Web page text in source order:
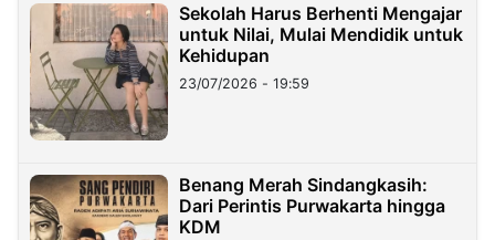
Sekolah Harus Berhenti Mengajar
untuk Nilai, Mulai Mendidik untuk
Kehidupan
23/07/2026 - 19:59
Benang Merah Sindangkasih:
Dari Perintis Purwakarta hingga
KDM